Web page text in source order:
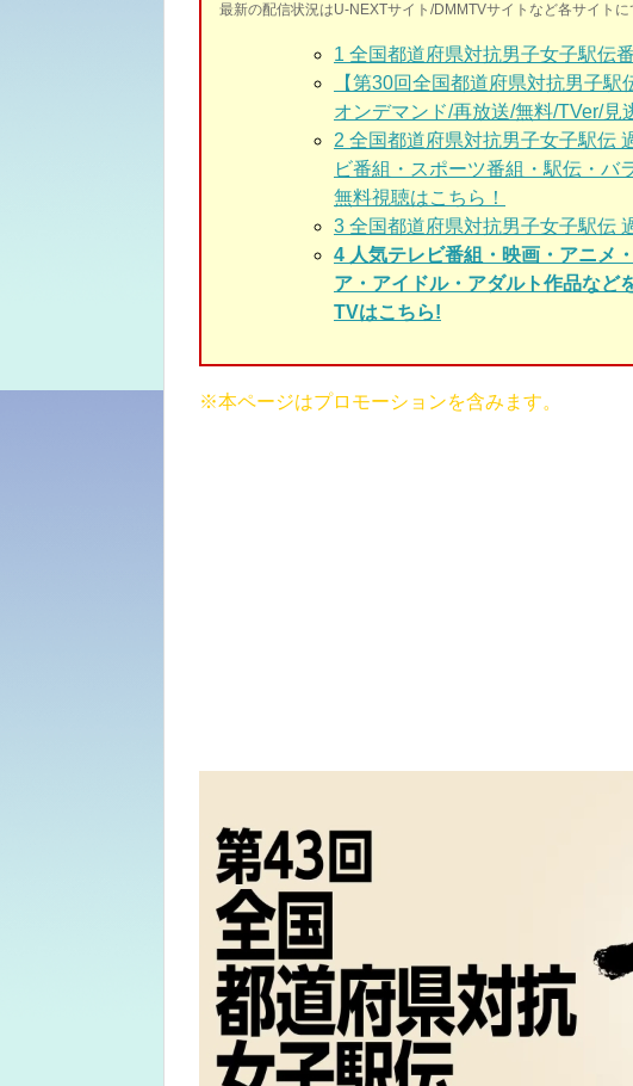
最新の配信状況はU-NEXTサイト/DMMTVサイトなど各サイトに
1 全国都道府県対抗男子女子駅伝
【第30回全国都道府県対抗男子
オンデマンド/再放送/無料/TVer/
2 全国都道府県対抗男子女子駅伝
ビ番組・スポーツ番組・駅伝・バ
無料視聴はこちら！
3 全国都道府県対抗男子女子駅伝
4 人気テレビ番組・映画・アニメ
ア・アイドル・アダルト作品など
TVはこちら!
※本ページはプロモーションを含みます。